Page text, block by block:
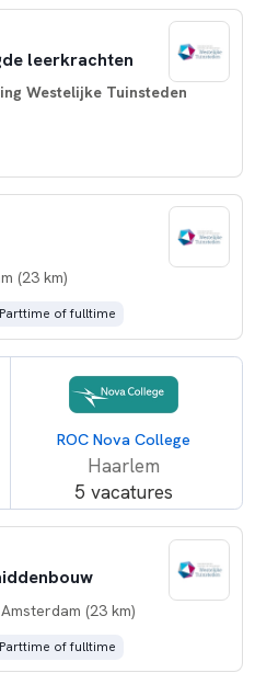
leerkrachten
Westelijke Tuinsteden
(23 km)
Parttime of fulltime
ROC Nova College
Haarlem
5 vacatures
(23 km)
Parttime of fulltime